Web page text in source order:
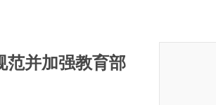
并加强教育部